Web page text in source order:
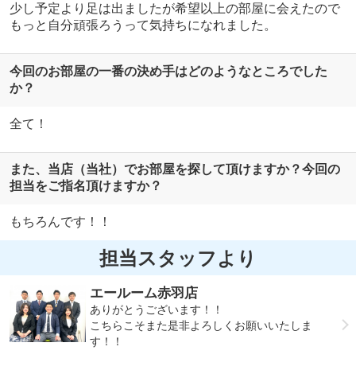
少し予定より足は出ましたが希望以上の部屋に会えたので
もっと自分頑張ろうって気持ちになれました。
今回のお部屋の一番の決め手はどのようなところでした
か？
全て！
また、当店（当社）でお部屋を探して頂けますか？今回の
担当をご指名頂けますか？
もちろんです！！
担当スタッフより
エールーム赤羽店
ありがとうございます！！
こちらこそまた是非よろしくお願いいたしま
す！！